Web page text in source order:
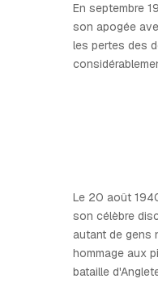
En septembre
son apogée
les pertes des
Le 20 août
son célèbre
autant de gens
hommage aux
bataille